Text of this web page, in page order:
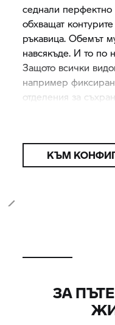
седнали
обхващат
ръкавица. Обемът
навсякъде. И то по
Защото всички
например
отделения за
КЪМ
ЗА